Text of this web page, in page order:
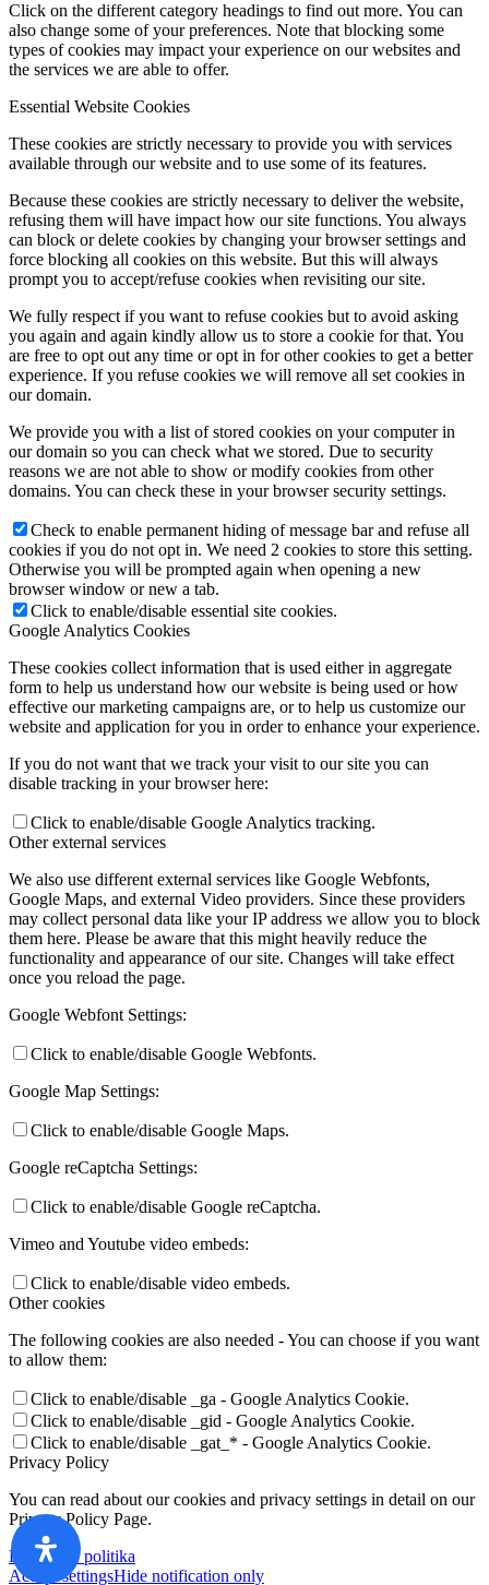
Click on the different category headings to find out more. You can
also change some of your preferences. Note that blocking some
types of cookies may impact your experience on our websites and
the services we are able to offer.
Essential Website Cookies
These cookies are strictly necessary to provide you with services
available through our website and to use some of its features.
Because these cookies are strictly necessary to deliver the website,
refusing them will have impact how our site functions. You always
can block or delete cookies by changing your browser settings and
force blocking all cookies on this website. But this will always
prompt you to accept/refuse cookies when revisiting our site.
We fully respect if you want to refuse cookies but to avoid asking
you again and again kindly allow us to store a cookie for that. You
are free to opt out any time or opt in for other cookies to get a better
experience. If you refuse cookies we will remove all set cookies in
our domain.
We provide you with a list of stored cookies on your computer in
our domain so you can check what we stored. Due to security
reasons we are not able to show or modify cookies from other
domains. You can check these in your browser security settings.
Check to enable permanent hiding of message bar and refuse all
cookies if you do not opt in. We need 2 cookies to store this setting.
Otherwise you will be prompted again when opening a new
browser window or new a tab.
Click to enable/disable essential site cookies.
Google Analytics Cookies
These cookies collect information that is used either in aggregate
form to help us understand how our website is being used or how
effective our marketing campaigns are, or to help us customize our
website and application for you in order to enhance your experience.
If you do not want that we track your visit to our site you can
disable tracking in your browser here:
Click to enable/disable Google Analytics tracking.
Other external services
We also use different external services like Google Webfonts,
Google Maps, and external Video providers. Since these providers
may collect personal data like your IP address we allow you to block
them here. Please be aware that this might heavily reduce the
functionality and appearance of our site. Changes will take effect
once you reload the page.
Google Webfont Settings:
Click to enable/disable Google Webfonts.
Google Map Settings:
Click to enable/disable Google Maps.
Google reCaptcha Settings:
Click to enable/disable Google reCaptcha.
Vimeo and Youtube video embeds:
Click to enable/disable video embeds.
Other cookies
The following cookies are also needed - You can choose if you want
to allow them:
Click to enable/disable _ga - Google Analytics Cookie.
Click to enable/disable _gid - Google Analytics Cookie.
Click to enable/disable _gat_* - Google Analytics Cookie.
Privacy Policy
You can read about our cookies and privacy settings in detail on our
Privacy Policy Page.
Privatumo politika
Accept settingsHide notification only